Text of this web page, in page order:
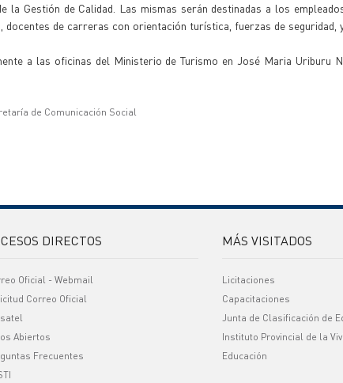
la Gestión de Calidad. Las mismas serán destinadas a los
de carreras con orientación turística, fuerzas de
a las oficinas del Ministerio de Turismo en José Maria Uriburu
de Comunicación Social
DIRECTOS
Oficial - Webmail
Correo Oficial
Abiertos
Frecuentes
MÁS VISITADOS
Licitaciones
Capacitaciones
Junta de Clasificación de
Instituto Provincial de la
Educación